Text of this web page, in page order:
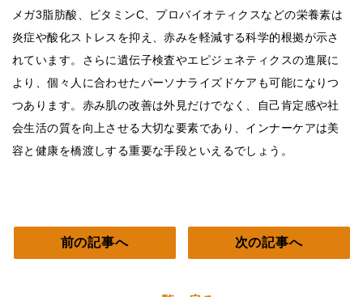
メガ3脂肪酸、ビタミンC、プロバイオティクスなどの栄養素は
炎症や酸化ストレスを抑え、赤みを軽減する科学的根拠が示さ
れています。さらに遺伝子検査やエピジェネティクスの進展に
より、個々人に合わせたパーソナライズドケアも可能になりつ
つあります。赤み肌の改善は外見だけでなく、自己肯定感や社
会生活の質を向上させる大切な要素であり、インナーケアは美
容と健康を橋渡しする重要な手段といえるでしょう。
前の記事へ 次の記事へ